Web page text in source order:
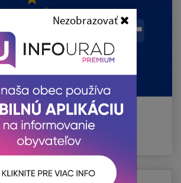
Nezobrazovať